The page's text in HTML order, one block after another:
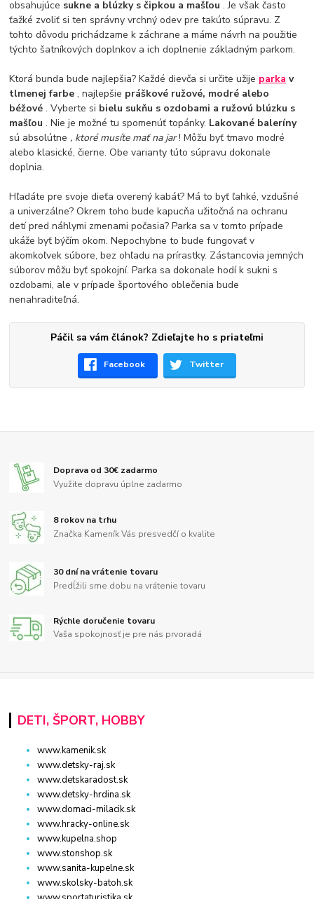
obsahujúce sukne a blúzky s čipkou a mašľou. Je však často
ťažké zvoliť si ten správny vrchný odev pre takúto súpravu. Z
tohto dôvodu prichádzame k záchrane a máme návrh na použitie
týchto šatníkových doplnkov a ich doplnenie základným parkom.
Ktorá bunda bude najlepšia? Každé dievča si určite užije parka v
tlmenej farbe, najlepšie práškové ružové, modré alebo
béžové. Vyberte si bielu sukňu s ozdobami a ružovú blúzku s
mašľou. Nie je možné tu spomenúť topánky. Lakované baleríny
sú absolútne , ktoré musíte mať na jar! Môžu byť tmavo modré
alebo klasické, čierne. Obe varianty túto súpravu dokonale
doplnia.
Hľadáte pre svoje dieťa overený kabát? Má to byť ľahké, vzdušné
a univerzálne? Okrem toho bude kapucňa užitočná na ochranu
detí pred náhlymi zmenami počasia? Parka sa v tomto prípade
ukáže byť býčím okom. Nepochybne to bude fungovať v
akomkoľvek súbore, bez ohľadu na prírastky. Zástancovia jemných
súborov môžu byť spokojní. Parka sa dokonale hodí k sukni s
ozdobami, ale v prípade športového oblečenia bude
nenahraditeľná.
Páčil sa vám článok? Zdieľajte ho s priateľmi
Facebook Twitter
Doprava od 30€ zadarmo
Využite dopravu úplne zadarmo
8 rokov na trhu
Značka Kameník Vás presvedčí o kvalite
30 dní na vrátenie tovaru
Predĺžili sme dobu na vrátenie tovaru
Rýchle doručenie tovaru
Vaša spokojnosť je pre nás prvoradá
DETI, ŠPORT, HOBBY
www.kamenik.sk
www.detsky-raj.sk
www.detskaradost.sk
www.detsky-hrdina.sk
www.domaci-milacik.sk
www.hracky-online.sk
www.kupelna.shop
www.stonshop.sk
www.sanita-kupelne.sk
www.skolsky-batoh.sk